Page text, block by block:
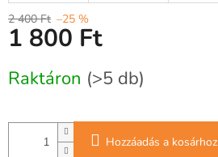
2 400 Ft –25 %
1 800 Ft
Raktáron (>5 db)
Hozzáadás a kosárhoz